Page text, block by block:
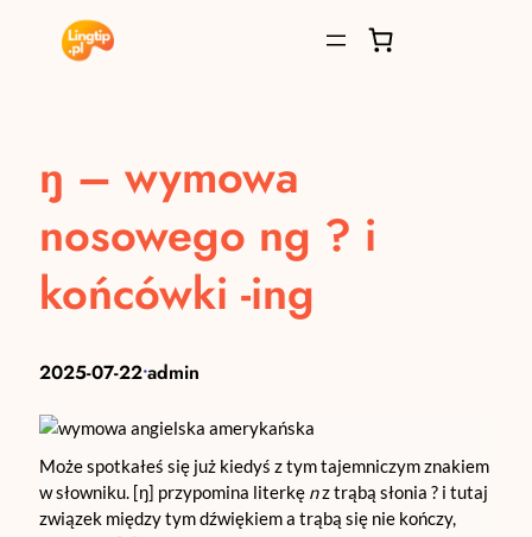
ŋ – wymowa
nosowego ng ? i
końcówki -ing
2025-07-22•admin
Może spotkałeś się już kiedyś z tym tajemniczym znakiem
w słowniku. [ŋ] przypomina literkę nz trąbą słonia ? i tutaj
związek między tym dźwiękiem a trąbą się nie kończy,